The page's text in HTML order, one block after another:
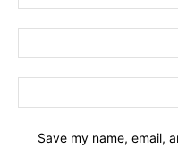
Save my name, email,